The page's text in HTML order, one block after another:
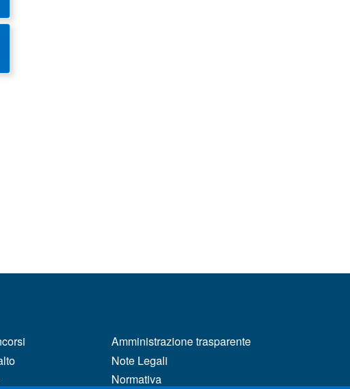
Amministrazione trasparente
Note Legali
Normativa